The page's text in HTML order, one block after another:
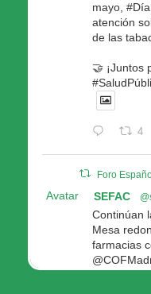
mayo,
atención
de las
🤝 ¡Juntos
4
Foro
Avatar SEFAC
Continúan
Mesa
farmacias